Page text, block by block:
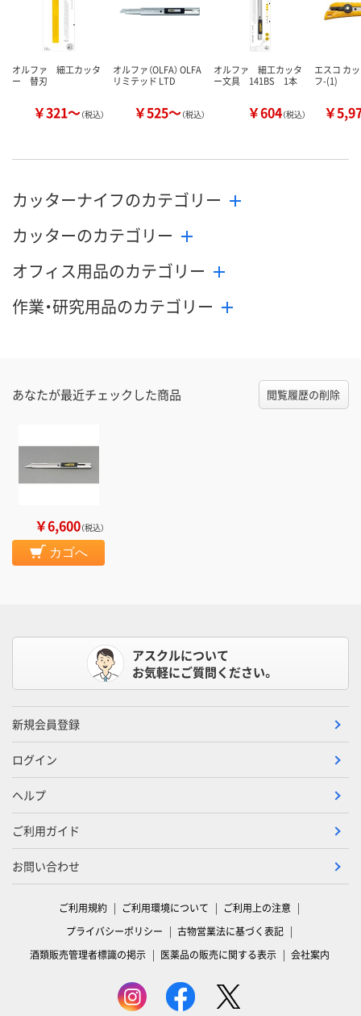
在庫切れです
数量
カゴへ
在庫切れです
オルファ 細工カッタ
ー 替刃
￥321～（税込）
オルファ（OLFA） OLFA
リミテッド LTD
￥525～（税込）
オルファ 細工カッタ
ー文具 141BS 1本
￥604（税込）
エスコ カ
フ-(1)
￥
カッターナイフのカテゴリー
カッターのカテゴリー
オフィス用品のカテゴリー
作業・研究用品のカテゴリー
あなたが最近チェックした商品 閲覧履歴の削除
￥6,600（税込）
カゴへ
アスクルについて
お気軽にご質問ください。
新規会員登録
ログイン
ヘルプ
ご利用ガイド
お問い合わせ
ご利用規約 ご利用環境について
ご利用上の注意
プライバシーポリシー
古物営業法に基づく表記
酒類販売管理者標識の掲示
医薬品の販売に関する表示 会社案内